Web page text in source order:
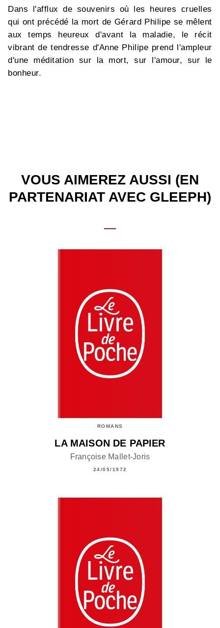
Dans l'afflux de souvenirs où les heures cruelles
qui ont précédé la mort de Gérard Philipe se mêlent
aux temps heureux d'avant la maladie, le récit
vibrant de tendresse d'Anne Philipe prend l'ampleur
d'une méditation sur la mort, sur l'amour, sur le
bonheur.
VOUS AIMEREZ AUSSI (EN
PARTENARIAT AVEC GLEEPH)
ROMANS
LA MAISON DE PAPIER
Françoise Mallet-Joris
24/05/1972